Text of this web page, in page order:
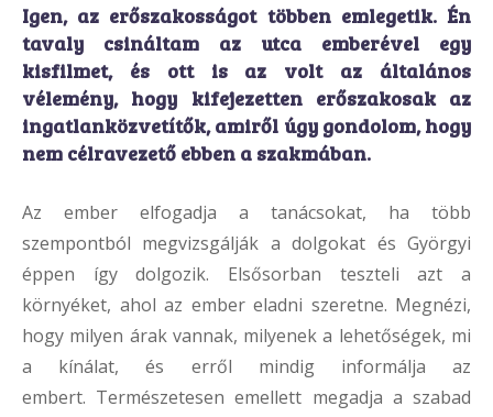
Igen, az erőszakosságot többen emlegetik. Én
tavaly csináltam az utca emberével egy
kisfilmet, és ott is az volt az általános
vélemény, hogy kifejezetten erőszakosak az
ingatlanközvetítők, amiről úgy gondolom, hogy
nem célravezető ebben a szakmában.
Az ember elfogadja a tanácsokat, ha több
szempontból megvizsgálják a dolgokat és Györgyi
éppen így dolgozik. Elsősorban teszteli azt a
környéket, ahol az ember eladni szeretne. Megnézi,
hogy milyen árak vannak, milyenek a lehetőségek, mi
a kínálat, és erről mindig informálja az
embert. Természetesen emellett megadja a szabad